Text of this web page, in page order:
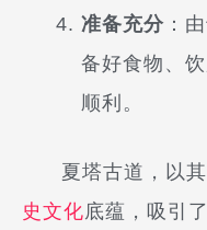
准备充分 ：
备好食物、
顺利。
夏塔古道，以
史文化底蕴，吸引